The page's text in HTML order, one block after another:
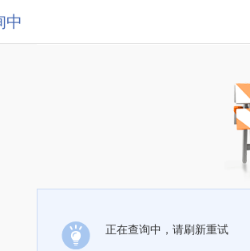
中
正在查询中，请刷新重试